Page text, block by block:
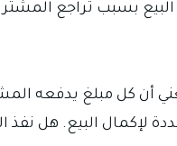
بسبب تراجع
أن كل مبلغ يدفعه
لإكمال البيع. هل نفذ